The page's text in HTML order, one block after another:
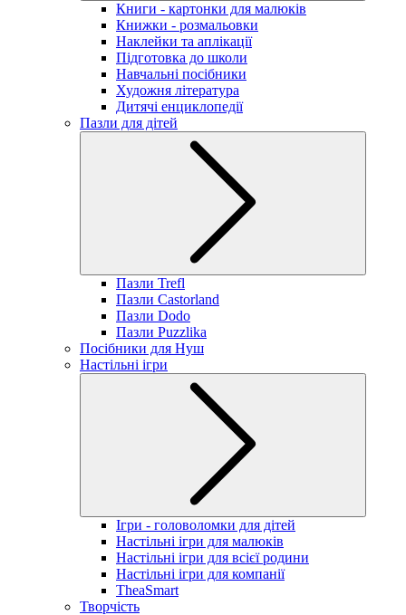
Книги - картонки для малюків
Книжки - розмальовки
Наклейки та аплікації
Підготовка до школи
Навчальні посібники
Художня література
Дитячі енциклопедії
Пазли для дітей
Пазли Trefl
Пазли Castorland
Пазли Dodo
Пазли Puzzlika
Посібники для Нуш
Настільні ігри
Ігри - головоломки для дітей
Настільні ігри для малюків
Настільні ігри для всієї родини
Настільні ігри для компанії
TheaSmart
Творчість